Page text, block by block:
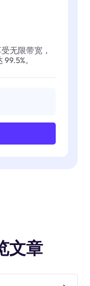
无限带宽，
。
文章